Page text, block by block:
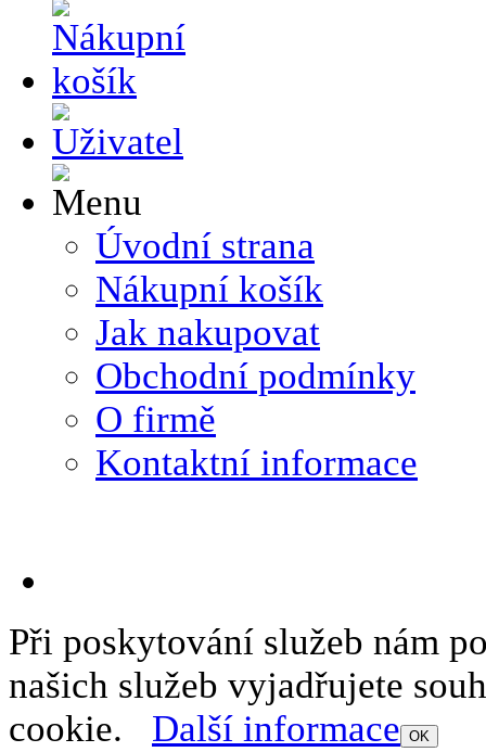
Úvodní strana
Nákupní košík
Jak nakupovat
Obchodní podmínky
O firmě
Kontaktní informace
Při poskytování služeb nám
našich služeb vyjadřujete
cookie. Další informace